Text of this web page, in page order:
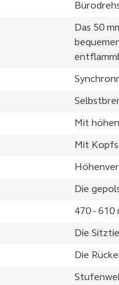
Das 50
Mit
Mit
Die
470 - 610
Die
Die